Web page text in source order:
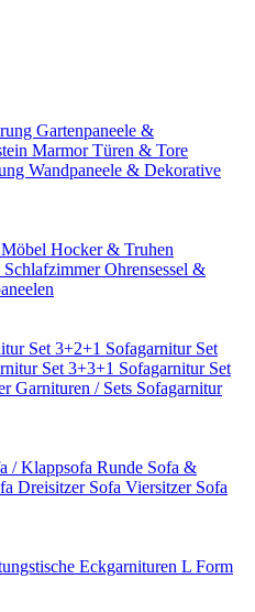
Gartenpaneele &
MarmorTüren & Tore
Wandpaneele & Dekorative
Hocker & Truhen
Ohrensessel &
Set 3+2+1 Sofagarnitur Set
Set 3+3+1 Sofagarnitur Set
Garnituren / Sets Sofagarnitur
/ Klappsofa Runde Sofa &
Dreisitzer Sofa Viersitzer Sofa
Eckgarnituren L Form